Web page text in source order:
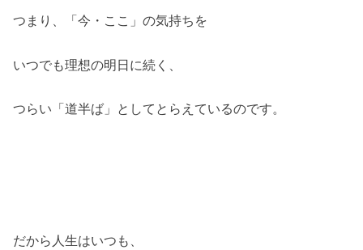
つまり、「今・ここ」の気持ちを
いつでも理想の明日に続く、
つらい「道半ば」としてとらえているのです。
だから人生はいつも、